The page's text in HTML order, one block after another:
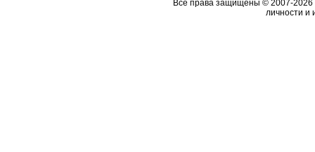
Все права защищены © 2007-2026
личности и